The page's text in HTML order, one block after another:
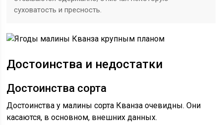
суховатость и пресность.
Достоинства и недостатки
Достоинства сорта
Достоинства у малины сорта Кванза очевидны. Они
касаются, в основном, внешних данных.